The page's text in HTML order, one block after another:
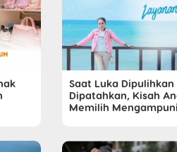
Saat Luka
Dipatahkan, Kisah
Memilih